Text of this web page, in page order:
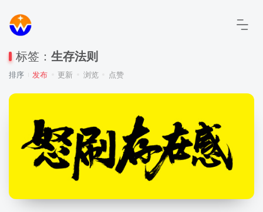
标签： 生存法则
排序 发布 更新 浏览 点赞